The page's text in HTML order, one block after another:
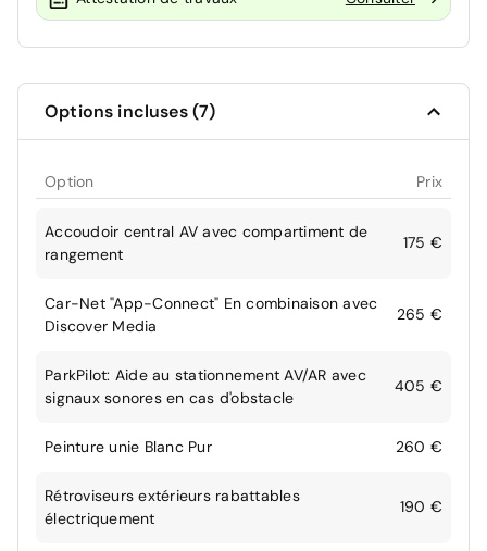
Options incluses (7)
Option Prix
Accoudoir central AV avec compartiment de
rangement
175 €
Car-Net "App-Connect" En combinaison avec
Discover Media
265 €
ParkPilot: Aide au stationnement AV/AR avec
signaux sonores en cas d'obstacle
405 €
Peinture unie Blanc Pur 260 €
Rétroviseurs extérieurs rabattables
électriquement
190 €